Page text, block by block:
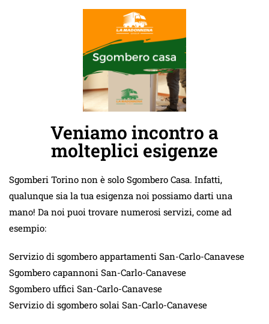
Veniamo incontro a
molteplici esigenze
Sgomberi Torino non è solo Sgombero Casa. Infatti,
qualunque sia la tua esigenza noi possiamo darti una
mano! Da noi puoi trovare numerosi servizi, come ad
esempio:
Servizio di sgombero appartamenti San-Carlo-Canavese
Sgombero capannoni San-Carlo-Canavese
Sgombero uffici San-Carlo-Canavese
Servizio di sgombero solai San-Carlo-Canavese